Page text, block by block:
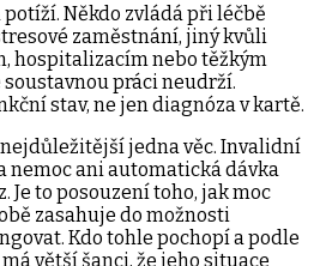
Někdo zvládá při léčbě
zaměstnání, jiný kvůli
hospitalizacím nebo těžkým
práci neudrží.
stav, ne jen diagnóza v kartě.
jedna věc. Invalidní
nemoc ani automatická dávka
Je to posouzení toho, jak moc
zasahuje do možnosti
Kdo tohle pochopí a podle
větší šanci, že jeho situace